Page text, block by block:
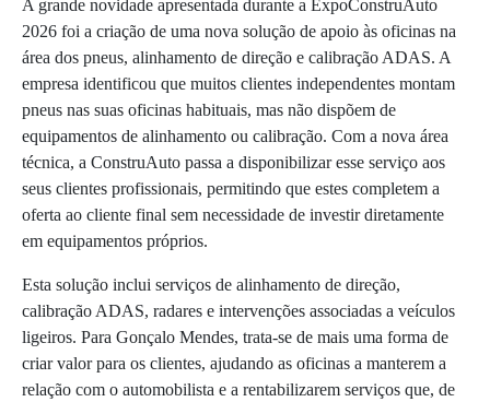
A grande novidade apresentada durante a ExpoConstruAuto
2026 foi a criação de uma nova solução de apoio às oficinas na
área dos pneus, alinhamento de direção e calibração ADAS. A
empresa identificou que muitos clientes independentes montam
pneus nas suas oficinas habituais, mas não dispõem de
equipamentos de alinhamento ou calibração. Com a nova área
técnica, a ConstruAuto passa a disponibilizar esse serviço aos
seus clientes profissionais, permitindo que estes completem a
oferta ao cliente final sem necessidade de investir diretamente
em equipamentos próprios.
Esta solução inclui serviços de alinhamento de direção,
calibração ADAS, radares e intervenções associadas a veículos
ligeiros. Para Gonçalo Mendes, trata-se de mais uma forma de
criar valor para os clientes, ajudando as oficinas a manterem a
relação com o automobilista e a rentabilizarem serviços que, de